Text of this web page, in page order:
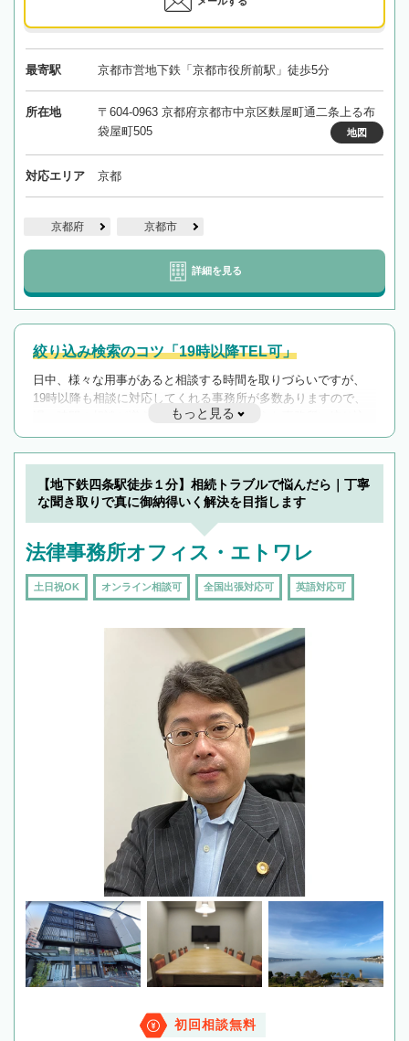
最寄駅 京都市営地下鉄「京都市役所前駅」徒歩5分
所在地
〒604-0963 京都府京都市中京区麩屋町通二条上る布
袋屋町505
地図
対応エリア 京都
京都府 京都市
詳細を見る
絞り込み検索のコツ「19時以降TEL可」
日中、様々な用事があると相談する時間を取りづらいですが、
19時以降も相談に対応してくれる事務所が多数ありますので、
遅い時間の相談が増えそうな場合はそのような事務所に絞り込
んで検索してみましょう。
19時以降TEL可の条件
を加えて再検索
もっと見る
【地下鉄四条駅徒歩１分】相続トラブルで悩んだら｜丁寧
な聞き取りで真に御納得いく解決を目指します
法律事務所オフィス・エトワレ
土日祝OK オンライン相談可 全国出張対応可 英語対応可
初回相談無料